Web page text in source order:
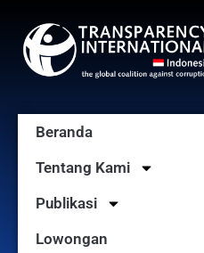
Beranda
Tentang Kami
Publikasi
Lowongan